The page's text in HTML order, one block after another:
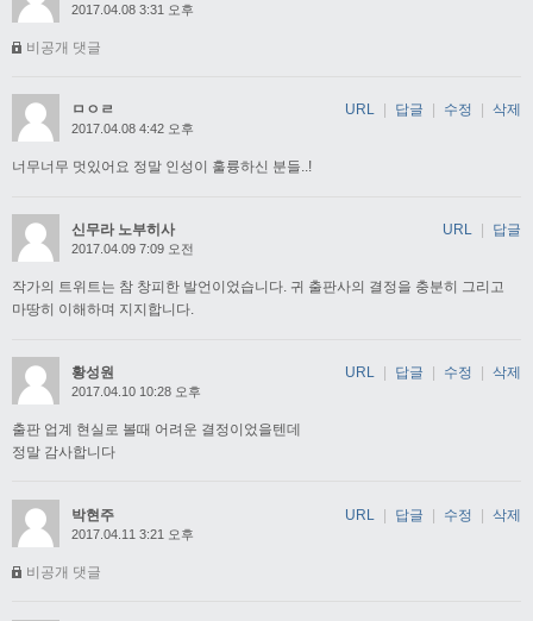
2017.04.08 3:31 오후
비공개 댓글
ㅁㅇㄹ
2017.04.08 4:42 오후
너무너무 멋있어요 정말 인성이 훌륭하신 분들..!
URL 답글 수정 삭제
신무라 노부히사
2017.04.09 7:09 오전
작가의 트위트는 참 창피한 발언이었습니다. 귀 출판사의 결정을 충분히 그리고
마땅히 이해하며 지지합니다.
URL 답글
황성원
2017.04.10 10:28 오후
출판 업계 현실로 볼때 어려운 결정이었을텐데
정말 감사합니다
URL 답글 수정 삭제
박현주
2017.04.11 3:21 오후
비공개 댓글
URL | 답글 | 수정 | 삭제